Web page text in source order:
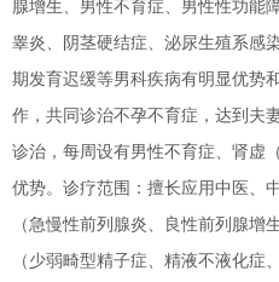
腺增生、男性不育症、男性性功能
睾炎、阴茎硬结症、泌尿生殖系感
期发育迟缓等男科疾病有明显优势
作，共同诊治不孕不育症，达到夫
诊治，每周设有男性不育症、肾虚
优势。诊疗范围：擅长应用中医、
（急慢性前列腺炎、良性前列腺
（少弱畸型精子症、精液不液化症